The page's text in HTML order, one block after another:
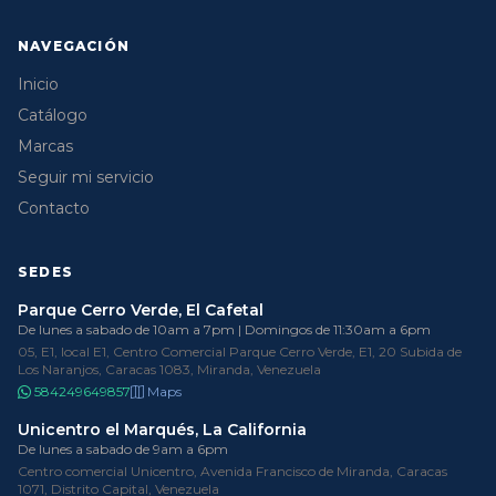
NAVEGACIÓN
Inicio
Catálogo
Marcas
Seguir mi servicio
Contacto
SEDES
Parque Cerro Verde, El Cafetal
De lunes a sabado de 10am a 7pm | Domingos de 11:30am a 6pm
05, E1, local E1, Centro Comercial Parque Cerro Verde, E1, 20 Subida de
Los Naranjos, Caracas 1083, Miranda, Venezuela
584249649857
Maps
Unicentro el Marqués, La California
De lunes a sabado de 9am a 6pm
Centro comercial Unicentro, Avenida Francisco de Miranda, Caracas
1071, Distrito Capital, Venezuela